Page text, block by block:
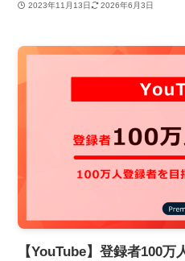
2023年11月13日 2026年6月3日
【YouTube】登録者100万